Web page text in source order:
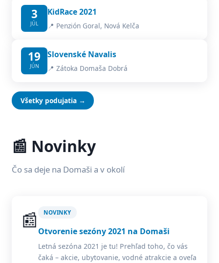
3
JÚL
KidRace 2021
📍 Penzión Goral, Nová Kelča
19
JÚN
Slovenské Navalis
📍 Zátoka Domaša Dobrá
Všetky podujatia →
📰 Novinky
Čo sa deje na Domaši a v okolí
📰 NOVINKY
Otvorenie sezóny 2021 na Domaši
Letná sezóna 2021 je tu! Prehľad toho, čo vás
čaká – akcie, ubytovanie, vodné atrakcie a oveľa